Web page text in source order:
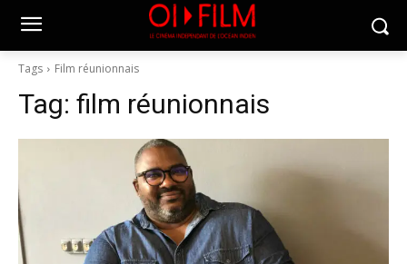
Tags Film réunionnais
Tag: film réunionnais